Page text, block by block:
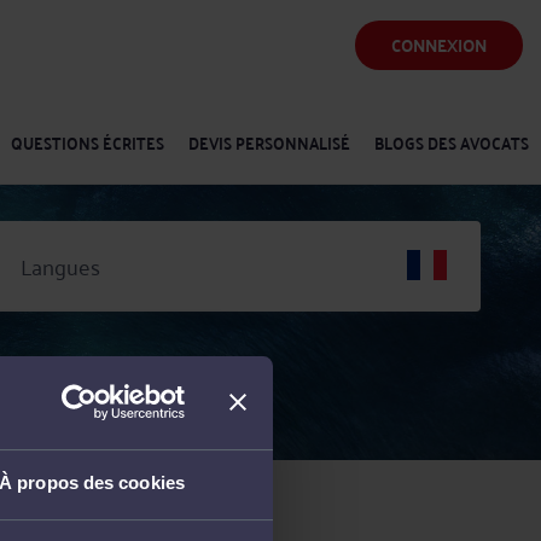
À propos des cookies
CONNEXION
QUESTIONS ÉCRITES DEVIS PERSONNALISÉ BLOGS DES AVOCATS
Langues